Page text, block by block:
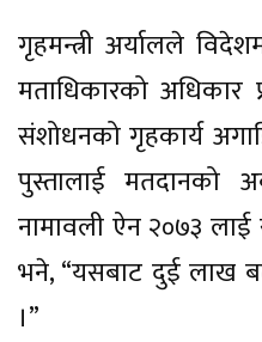
गृहमन्त्री अर्यालले
मताधिकारको अधिकार
संशोधनको गृहकार्य
पुस्तालाई मतदानको
नामावली ऐन २०७३
भने, “यसबाट दुई लाख
।”